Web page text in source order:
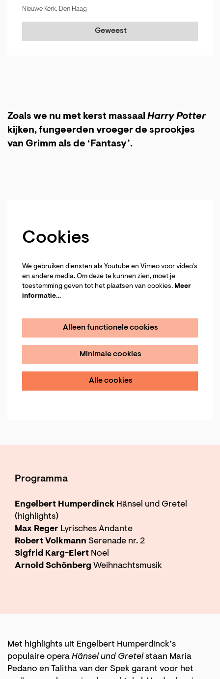
Nieuwe Kerk, Den Haag
Geweest
Zoals we nu met kerst massaal Harry Potter
kijken, fungeerden vroeger de sprookjes
van Grimm als de ‘Fantasy’.
Cookies
We gebruiken diensten als Youtube en Vimeo voor video's
en andere media. Om deze te kunnen zien, moet je
toestemming geven tot het plaatsen van cookies. Meer
informatie…
Alleen functionele cookies
Minimale cookies
Alle cookies
Programma
Engelbert Humperdinck Hänsel und Gretel
(highlights)
Max Reger Lyrisches Andante
Robert Volkmann Serenade nr. 2
Sigfrid Karg-Elert Noel
Arnold Schönberg Weihnachtsmusik
Met highlights uit Engelbert Humperdinck’s
populaire opera Hänsel und Gretel staan Maria
Pedano en Talitha van der Spek garant voor het